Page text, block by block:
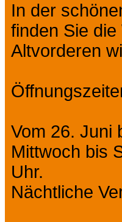
In der
finden Sie
Altvorderen
Vom 26. Juni
Mittwoch bis
Uhr.
Nächtliche